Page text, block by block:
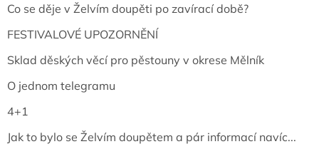
Co se děje v Želvím doupěti po zavírací době?
FESTIVALOVÉ UPOZORNĚNÍ
Sklad děských věcí pro pěstouny v okrese Mělník
O jednom telegramu
4+1
Jak to bylo se Želvím doupětem a pár informací navíc...